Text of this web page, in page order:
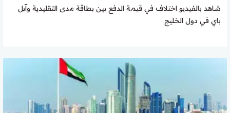
شاهد بالفيديو اختلاف في قيمة الدفع بين بطاقة مدى التقليدية وآبل
باي في دول الخليج